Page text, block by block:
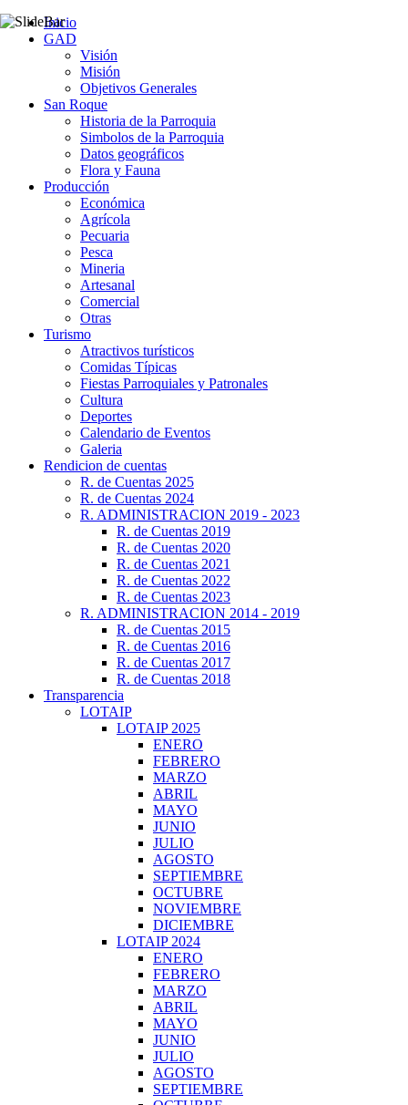
Inicio
GAD
Visión
Misión
Objetivos Generales
San Roque
Historia de la Parroquia
Simbolos de la Parroquia
Datos geográficos
Flora y Fauna
Producción
Económica
Agrícola
Pecuaria
Pesca
Mineria
Artesanal
Comercial
Otras
Turismo
Atractivos turísticos
Comidas Típicas
Fiestas Parroquiales y Patronales
Cultura
Deportes
Calendario de Eventos
Galeria
Rendicion de cuentas
R. de Cuentas 2025
R. de Cuentas 2024
R. ADMINISTRACION 2019 - 2023
R. de Cuentas 2019
R. de Cuentas 2020
R. de Cuentas 2021
R. de Cuentas 2022
R. de Cuentas 2023
R. ADMINISTRACION 2014 - 2019
R. de Cuentas 2015
R. de Cuentas 2016
R. de Cuentas 2017
R. de Cuentas 2018
Transparencia
LOTAIP
LOTAIP 2025
ENERO
FEBRERO
MARZO
ABRIL
MAYO
JUNIO
JULIO
AGOSTO
SEPTIEMBRE
OCTUBRE
NOVIEMBRE
DICIEMBRE
LOTAIP 2024
ENERO
FEBRERO
MARZO
ABRIL
MAYO
JUNIO
JULIO
AGOSTO
SEPTIEMBRE